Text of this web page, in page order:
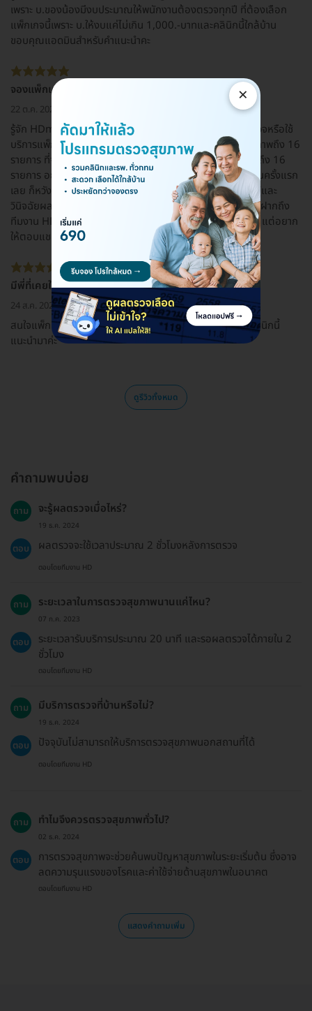
เพราะ บ.ของน้องมีงบประมาณให้พนักงานต้องตรวจทุกปี ที่ต้องเลือก
แพ็กเกจนี้เพราะ บ.ให้งบแค่ไม่เกิน 1,000.-บาทและคลินิกนี้ใกล้บ้าน
ขอบคุณแอดมินสำหรับคำแนะนำคะ
จองแพ็กเกจนี้เพราราคาถูก
22 ต.ค. 2021
รู้จัก HDmall จากการ Search ทางอินเตอร์เน็ตค่ะ ที่อยากตรวจหรือใช้
บริการแพ็กเกจนี้เพราะตรงจุดกับความต้องการในการตรวจสุขภาพถึง 16
รายการ ที่จองแพ็กเกจนี้เพราะมีราคาถูกและตรวจในส่วนหลักๆถึง 16
รายการ อยากฝากถึงเจ้าหน้าที่คลินิกว่า ครั้งนี้ไปใช้บริการที่นี่เป็นครั้งแรก
เลย ก็หวังอย่างยิ่งว่าจะได้รับความประทับใจในการตรวจวิเคราะห์และ
วินิจฉัยผลตรวจให้ออกมาได้อย่างละเอียดของเจ้าหน้าที่ในแล็บ ฝากถึง
ทีมงาน HDmall ว่าให้คำแนะนำในข้อมูลได้ชัดเจนและละเอียดดี แต่อยาก
ให้ตอบแชทไวกว่านี้สักหน่อยจะดีมากค่ะ
มีพี่ที่เคยใช้บริการแนะนำมาค่ะ
24 ส.ค. 2021
สนใจแพ็กเกจนี้และจองกับ HDmall เพราะมีพี่ที่เคยไปตรวจคลินิกนี้
แนะนำมาค่ะ
ดูรีวิวทั้งหมด
คำถามพบบ่อย
ถาม จะรู้ผลตรวจเมื่อไหร่?
19 ธ.ค. 2024
ตอบ ผลตรวจจะใช้เวลาประมาณ 2 ชั่วโมงหลังการตรวจ
ตอบโดยทีมงาน HD
ถาม ระยะเวลาในการตรวจสุขภาพนานแค่ไหน?
07 ก.ค. 2023
ตอบ
ระยะเวลารับบริการประมาณ 20 นาที และรอผลตรวจได้ภายใน 2
ชั่วโมง
ตอบโดยทีมงาน HD
ถาม มีบริการตรวจที่บ้านหรือไม่?
19 ธ.ค. 2024
ตอบ ปัจจุบันไม่สามารถให้บริการตรวจสุขภาพนอกสถานที่ได้
ตอบโดยทีมงาน HD
ถาม ทำไมจึงควรตรวจสุขภาพทั่วไป?
02 ธ.ค. 2024
ตอบ
การตรวจสุขภาพจะช่วยค้นพบปัญหาสุขภาพในระยะเริ่มต้น ซึ่งอาจ
ลดความรุนแรงของโรคและค่าใช้จ่ายด้านสุขภาพในอนาคต
ตอบโดยทีมงาน HD
แสดงคำถามเพิ่ม
×